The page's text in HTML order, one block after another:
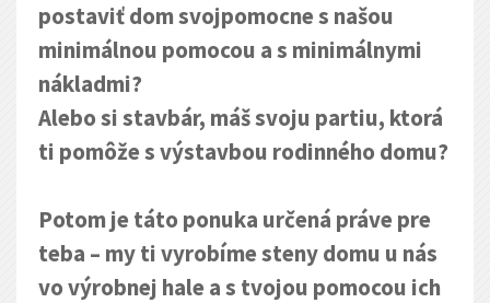
postaviť dom svojpomocne s našou
minimálnou pomocou a s minimálnymi
nákladmi?
Alebo si stavbár, máš svoju partiu, ktorá
ti pomôže s výstavbou rodinného domu?
Potom je táto ponuka určená práve pre
teba – my ti vyrobíme steny domu u nás
vo výrobnej hale a s tvojou pomocou ich